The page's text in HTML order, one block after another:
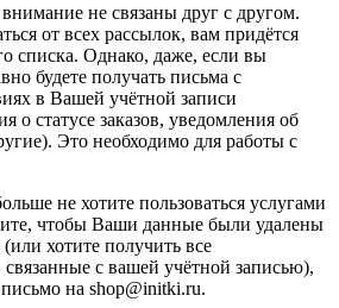
не связаны друг с другом.
от всех рассылок, вам придётся
списка. Однако, даже, если вы
будете получать письма с
в Вашей учётной записи
о статусе заказов, уведомления об
Это необходимо для работы с
не хотите пользоваться услугами
чтобы Ваши данные были удалены
хотите получить все
с вашей учётной записью),
на shop@initki.ru.